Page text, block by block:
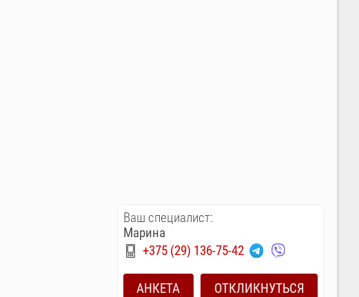
Ваш специалист:
Марина
+375 (29) 136-75-42
АНКЕТА ОТКЛИКНУТЬСЯ